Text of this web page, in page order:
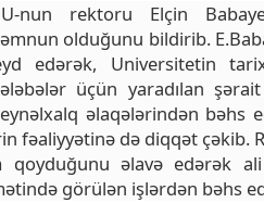
nun rektoru Elçin
olduğunu bildirib.
edərək, Universitetin
üçün yaradılan
əlaqələrindən bəhs
fəaliyyətinə də diqqət çəkib.
qoyduğunu əlavə edərək
görülən işlərdən bəhs